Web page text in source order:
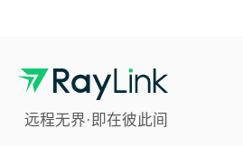
远程无界·即在彼此间